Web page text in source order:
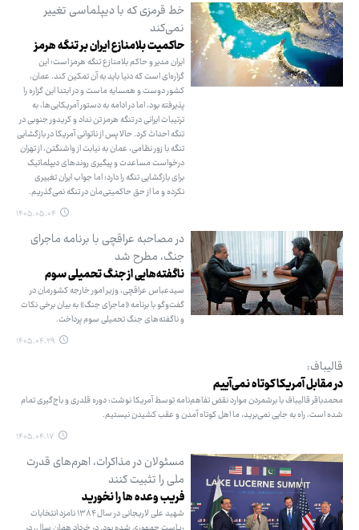
خط قرمزی که با دیپلماسی تغییر
نمی‌کند
حاکمیت بلامنازع ایران بر تنگه هرمز
ایران مدیر و حاکم بلامنازع تنگه هرمز است؛ این
گزاره‌ای است که دنیا باید به آن تمکین کند. عمان،
کشور دوست و همسایه ماست و در ابتدا این گزاره را
پذیرفته بود، اما در ادامه به دستور آمریکایی‌ها، به
ترتیبات ایرانی در تنگه هرمز تن نداد و کریدور جنوبی در
تنگه احداث کرد. حالا پس از ناتوانی آمریکا در بازگشایی
تنگه با زور نظامی، عمان به نیابت از واشنگتن، از تهران
درخواست مساعدت و پیگیری روندهای دیپلماتیک
برای بازگشایی تنگه را دارد؛ اما جواب ایران تغییری
نکرده و ما از حق حاکمیتی‌مان در تنگه نمی‌گذریم.
۱۴۰۵.۰۵.۰۴
در مصاحبه عراقچی با برنامه ماجرای
جنگ، مطرح شد
ناگفته‌هایی از جنگ تحمیلی سوم
سیدعباس عراقچی، وزیر امور خارجه کشورمان در
گفت‌وگو با برنامه «ماجرای جنگ» به بیان برخی نکات
و ناگفته‌های جنگ تحمیلی سوم پرداخت.
۱۴۰۵.۰۴.۲۹
قالیباف:
در مقابل آمریکا کوتاه نمی‌آییم
محمدباقر قالیباف با برشمردن موارد نقض تفاهم‌نامه توسط آمریکا نوشت: دوره قلدری و باج‌گیری تمام
شده است، راه به جایی نمی‌برید، ما اهل کوتاه آمدن و عقب کشیدن نیستیم.
۱۴۰۵.۰۴.۱۷
مسئولان در مذاکرات، اهرم‌های قدرت
ملی را تثبیت کنند
فریب وعده ها را نخورید
شهید علی لاریجانی در سال ۱۳۸۴ نامزد انتخابات